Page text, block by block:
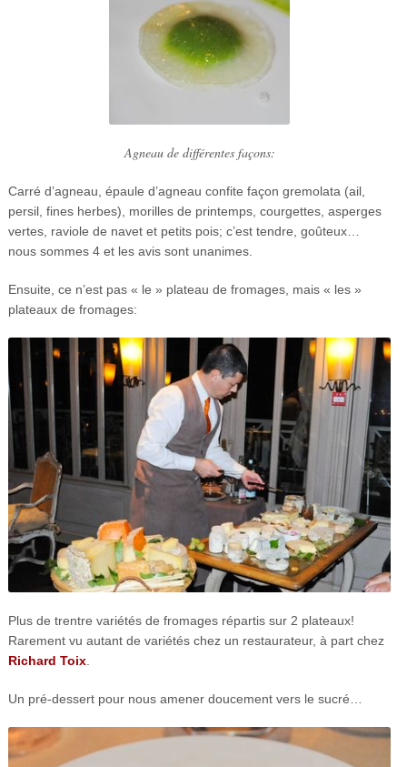
Agneau de différentes façons:
Carré d’agneau, épaule d’agneau confite façon gremolata (ail,
persil, fines herbes), morilles de printemps, courgettes, asperges
vertes, raviole de navet et petits pois; c’est tendre, goûteux…
nous sommes 4 et les avis sont unanimes.
Ensuite, ce n’est pas « le » plateau de fromages, mais « les »
plateaux de fromages:
Plus de trentre variétés de fromages répartis sur 2 plateaux!
Rarement vu autant de variétés chez un restaurateur, à part chez
Richard Toix.
Un pré-dessert pour nous amener doucement vers le sucré…